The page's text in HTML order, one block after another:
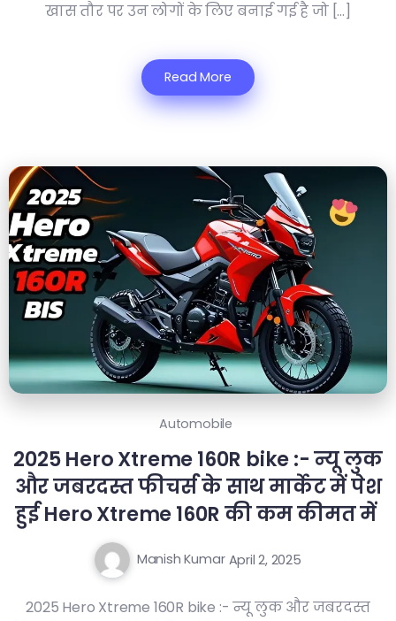
खास तौर पर उन लोगों के लिए बनाई गई है जो […]
Read More
Automobile
2025 Hero Xtreme 160R bike :- न्यू लुक
और जबरदस्त फीचर्स के साथ मार्केट में पेश
हुई Hero Xtreme 160R की कम कीमत में
Manish Kumar April 2, 2025
2025 Hero Xtreme 160R bike :- न्यू लुक और जबरदस्त